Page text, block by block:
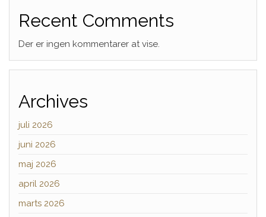
Recent Comments
Der er ingen kommentarer at vise.
Archives
juli 2026
juni 2026
maj 2026
april 2026
marts 2026